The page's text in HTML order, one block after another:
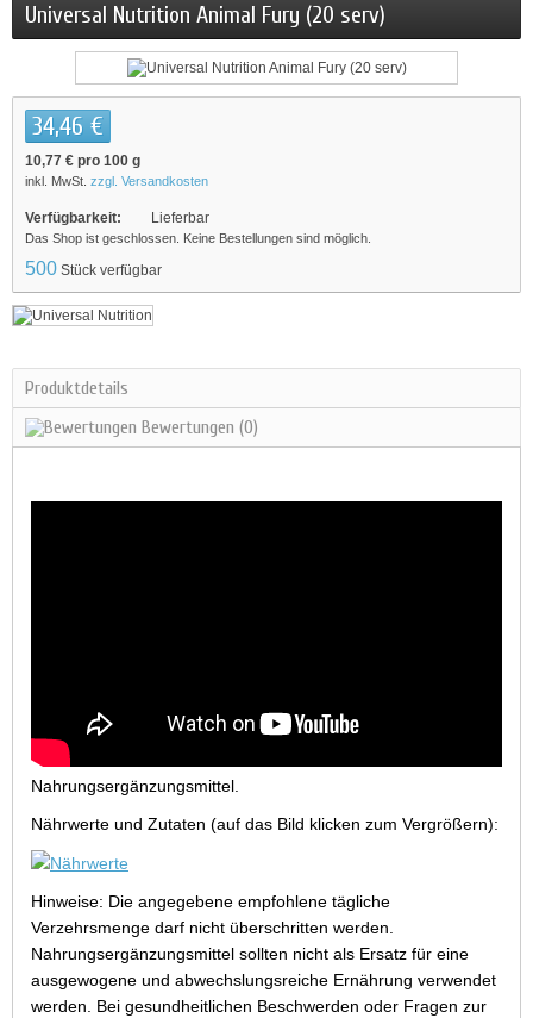
Universal Nutrition Animal Fury (20 serv)
34,46 €
10,77 € pro 100 g
inkl. MwSt. zzgl. Versandkosten
Verfügbarkeit: Lieferbar
Das Shop ist geschlossen. Keine Bestellungen sind möglich.
500 Stück verfügbar
Produktdetails
Bewertungen (0)
Nahrungsergänzungsmittel.
Nährwerte und Zutaten (auf das Bild klicken zum Vergrößern):
Hinweise: Die angegebene empfohlene tägliche
Verzehrsmenge darf nicht überschritten werden.
Nahrungsergänzungsmittel sollten nicht als Ersatz für eine
ausgewogene und abwechslungsreiche Ernährung verwendet
werden. Bei gesundheitlichen Beschwerden oder Fragen zur